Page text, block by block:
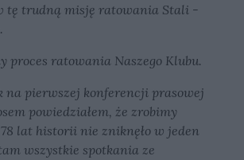
tę trudną misję ratowania Stali -
proces ratowania Naszego Klubu.
na pierwszej konferencji prasowej
powiedziałem, że zrobimy
lat historii nie zniknęło w jeden
wszystkie spotkania ze